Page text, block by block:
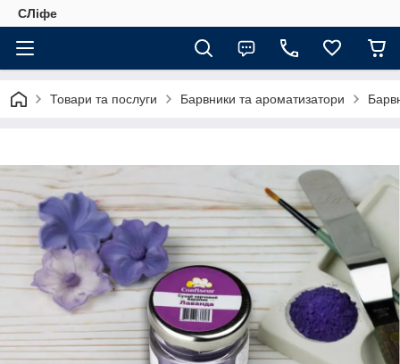
СЛіфе
Товари та послуги Барвники та ароматизатори